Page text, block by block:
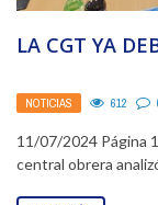
LA CGT YA
NOTICIAS 612
11/07/2024 Página
central obrera